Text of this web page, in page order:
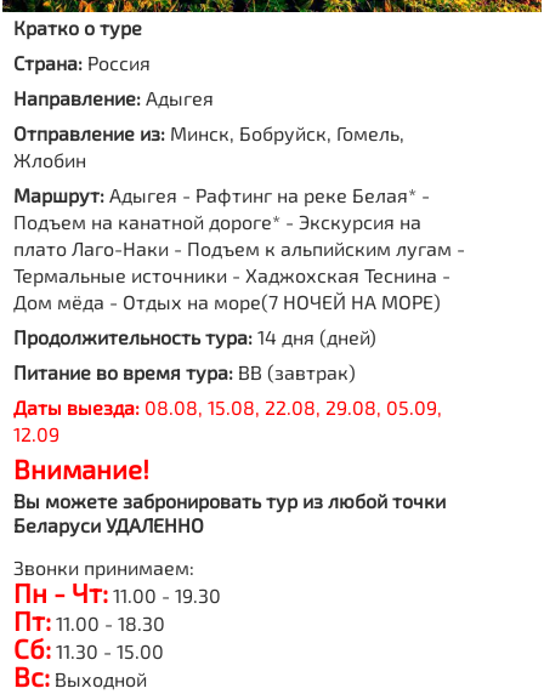
Кратко о туре
Страна: Россия
Направление:Адыгея
Отправление из: Минск, Бобруйск, Гомель,
Жлобин
Маршрут:Адыгея - Рафтинг на реке Белая* -
Подъем на канатной дороге* - Экскурсия на
плато Лаго-Наки - Подъем к альпийским лугам -
Термальные источники - Хаджохская Теснина -
Дом мёда - Отдых на море(7 НОЧЕЙ НА МОРЕ)
Продолжительность тура:14 дня (дней)
Питание во время тура: BB (завтрак)
Даты выезда: 08.08, 15.08, 22.08, 29.08, 05.09,
12.09
Внимание!
Вы можете забронировать тур из любой точки
Беларуси УДАЛЕННО
Звонки принимаем:
Пн - Чт: 11.00 - 19.30
Пт: 11.00 - 18.30
Сб: 11.30 - 15.00
Вс: Выходной